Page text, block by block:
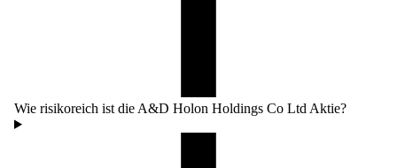
Wie risikoreich ist die A&D Holon Holdings Co Ltd Aktie?